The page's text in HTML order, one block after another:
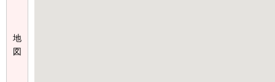
地
図